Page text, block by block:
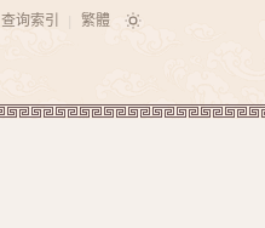
查询索引 繁體